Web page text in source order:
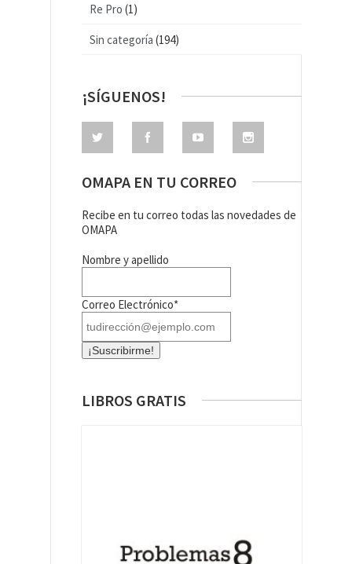
Re Pro (1)
Sin categoría (194)
¡SÍGUENOS!
OMAPA EN TU CORREO
Recibe en tu correo todas las novedades de
OMAPA
Nombre y apellido
Correo Electrónico*
LIBROS GRATIS